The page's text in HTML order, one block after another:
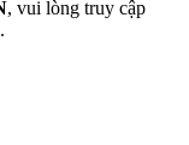
, vui lòng truy cập